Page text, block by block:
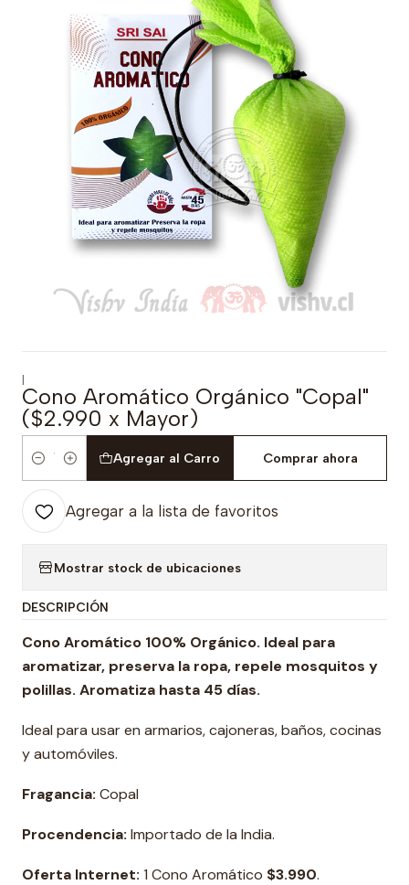
|
Cono Aromático Orgánico "Copal"
($2.990 x Mayor)
Cantidad
Agregar al Carro Comprar ahora
Agregar a la lista de favoritos
Mostrar stock de ubicaciones
DESCRIPCIÓN
Cono Aromático 100% Orgánico. Ideal para
aromatizar, preserva la ropa, repele mosquitos y
polillas. Aromatiza hasta 45 días.
Ideal para usar en armarios, cajoneras, baños, cocinas
y automóviles.
Fragancia: Copal
Procendencia: Importado de la India.
Oferta Internet: 1 Cono Aromático $3.990.